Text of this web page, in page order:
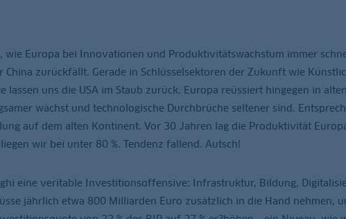
wie Europa bei Innovationen und Produktivitätswachstum immer
zurückfällt. Gerade in Schlüsselsektoren der Zukunft wie
lassen uns die USA im Staub zurück. Europa reüssiert hingegen in alten
wächst und technologische Durchbrüche seltener sind.
auf dem alten Kontinent. Vor 30 Jahren lag die Produktivität
wir bei unter 80 %. Tendenz fallend. Autsch!
eine veritable Investitionsoffensive: Infrastruktur, Bildung,
jährlich etwa 800 Milliarden Euro zusätzlich in die Hand nehmen,